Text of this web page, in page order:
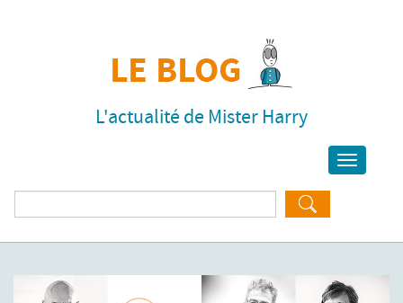
L'actualité de Mister Harry
Toggle
Rechercher :